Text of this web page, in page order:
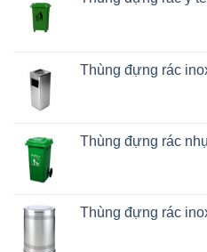
Thùng đựng rác
Thùng đựng rác
Thùng đựng rác